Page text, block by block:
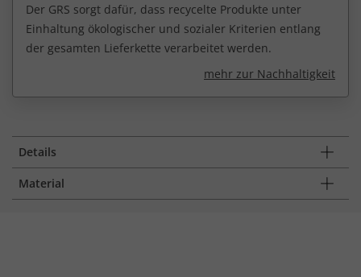
Der GRS sorgt dafür, dass recycelte Produkte unter
Einhaltung ökologischer und sozialer Kriterien entlang
der gesamten Lieferkette verarbeitet werden.
mehr zur Nachhaltigkeit
Details
Material